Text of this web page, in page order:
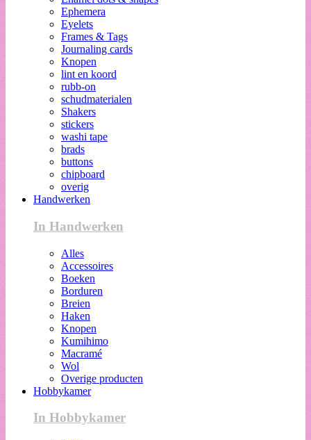
Ephemera
Eyelets
Frames & Tags
Journaling cards
Knopen
lint en koord
rubb-on
schudmaterialen
Shakers
stickers
washi tape
brads
buttons
chipboard
overig
Handwerken
In Handwerken
Alles
Accessoires
Boeken
Borduren
Breien
Haken
Knopen
Kumihimo
Macramé
Wol
Overige producten
Hobbykamer
In Hobbykamer